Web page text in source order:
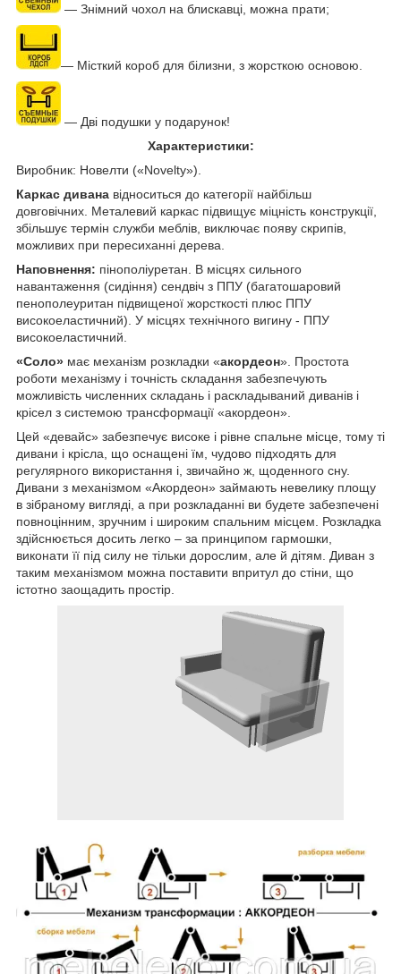
― Знімний чохол на блискавці, можна прати;
― Місткий короб для білизни, з жорсткою основою.
― Дві подушки у подарунок!
Характеристики:
Виробник: Новелти («Novelty»).
Каркас дивана відноситься до категорії найбільш
довговічних. Металевий каркас підвищує міцність конструкції,
збільшує термін служби меблів, виключає появу скрипів,
можливих при пересиханні дерева.
Наповнення: пінополіуретан. В місцях сильного
навантаження (сидіння) сендвіч з ППУ (багатошаровий
пенополеуритан підвищеної жорсткості плюс ППУ
високоеластичний). У місцях технічного вигину - ППУ
високоеластичний.
«Соло» має механізм розкладки «акордеон». Простота
роботи механізму і точність складання забезпечують
можливість численних складань і раскладываний диванів і
крісел з системою трансформації «акордеон».
Цей «девайс» забезпечує високе і рівне спальне місце, тому ті
дивани і крісла, що оснащені їм, чудово підходять для
регулярного використання і, звичайно ж, щоденного сну.
Дивани з механізмом «Акордеон» займають невелику площу
в зібраному вигляді, а при розкладанні ви будете забезпечені
повноцінним, зручним і широким спальним місцем. Розкладка
здійснюється досить легко – за принципом гармошки,
виконати її під силу не тільки дорослим, але й дітям. Диван з
таким механізмом можна поставити впритул до стіни, що
істотно заощадить простір.